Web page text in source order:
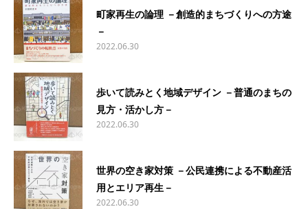
町家再生の論理 －創造的まちづくりへの方途
－
2022.06.30
歩いて読みとく地域デザイン －普通のまちの
見方・活かし方－
2022.06.30
世界の空き家対策 －公民連携による不動産活
用とエリア再生－
2022.06.30